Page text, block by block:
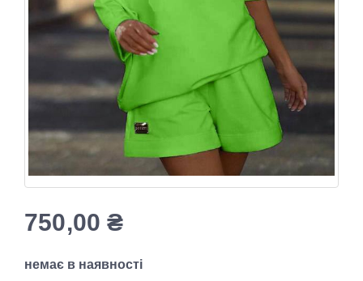
750,00₴
немає в наявності